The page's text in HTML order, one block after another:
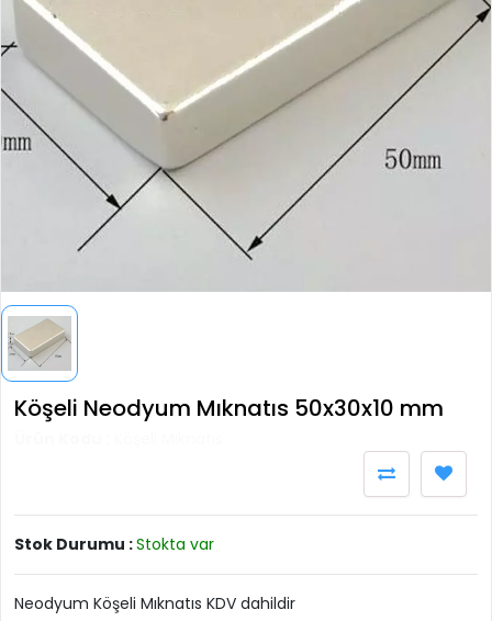
Köşeli Neodyum Mıknatıs 50x30x10 mm
Stok Durumu :Stokta var
Neodyum Köşeli Mıknatıs KDV dahildir